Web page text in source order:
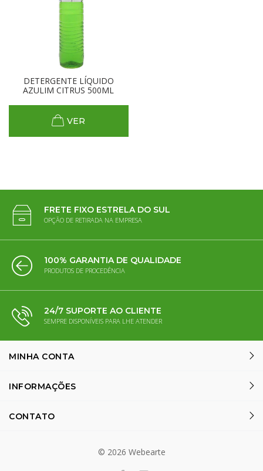
DETERGENTE LÍQUIDO
AZULIM CITRUS 500ML
VER
FRETE FIXO ESTRELA DO SUL
OPÇÃO DE RETIRADA NA EMPRESA
100% GARANTIA DE QUALIDADE
PRODUTOS DE PROCEDÊNCIA
24/7 SUPORTE AO CLIENTE
SEMPRE DISPONÍVEIS PARA LHE ATENDER
MINHA CONTA
INFORMAÇÕES
CONTATO
© 2026 Webearte